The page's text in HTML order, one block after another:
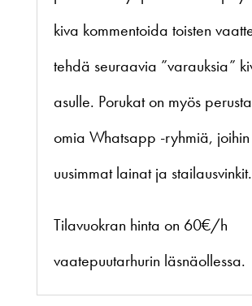
kiva kommentoida toisten
tehdä seuraavia ”varauksia”
asulle. Porukat on myös
omia Whatsapp -ryhmiä,
uusimmat lainat ja stailausvinkit.
Tilavuokran hinta on 60€/h
vaatepuutarhurin läsnäollessa.